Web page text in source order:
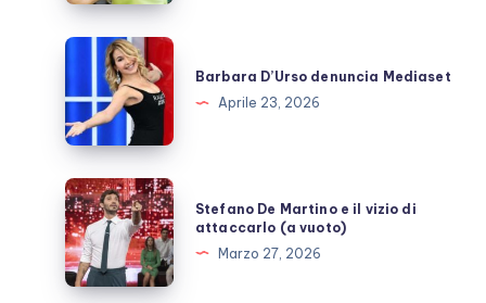
dopo
GFVip?
Barbara
D’Urso
denuncia
Mediaset
Barbara D’Urso denuncia Mediaset
Aprile 23, 2026
Stefano
De
Martino
e
Stefano De Martino e il vizio di
attaccarlo (a vuoto)
Marzo 27, 2026